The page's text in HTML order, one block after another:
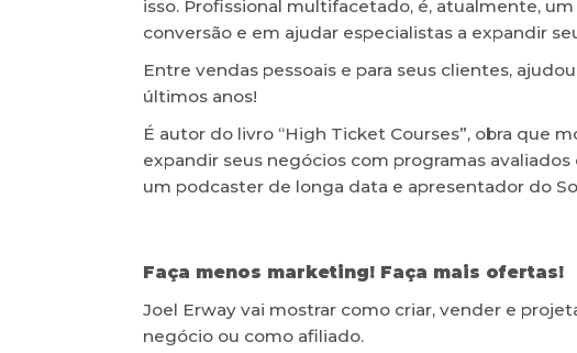
isso. Profissional multifacetado, é, atualmente,
conversão e em ajudar especialistas a expandir
Entre vendas pessoais e para seus clientes,
últimos anos!
É autor do livro “High Ticket Courses”, obra que
expandir seus negócios com programas
um podcaster de longa data e apresentador do
Faça menos marketing! Faça mais ofertas!
Joel Erway vai mostrar como criar, vender e
negócio ou como afiliado.